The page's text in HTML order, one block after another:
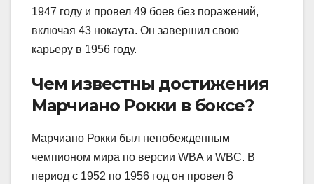
1947 году и провел 49 боев без поражений,
включая 43 нокаута. Он завершил свою
карьеру в 1956 году.
Чем известны достижения
Марчиано Рокки в боксе?
Марчиано Рокки был непобежденным
чемпионом мира по версии WBA и WBC. В
период с 1952 по 1956 год он провел 6